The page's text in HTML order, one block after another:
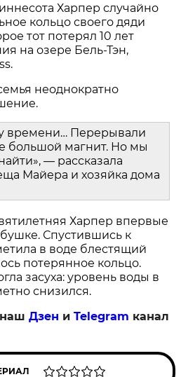
Харпер случайно
кольцо своего дяди
тот потерял 10 лет
на озере Бель-Тэн,
неоднократно
времени… Перерывали
большой магнит. Но мы
— рассказала
Майера и хозяйка дома
Харпер впервые
Спустившись к
в воде блестящий
потерянное кольцо.
засуха: уровень воды в
снизился.
нашДзен иTelegram канал